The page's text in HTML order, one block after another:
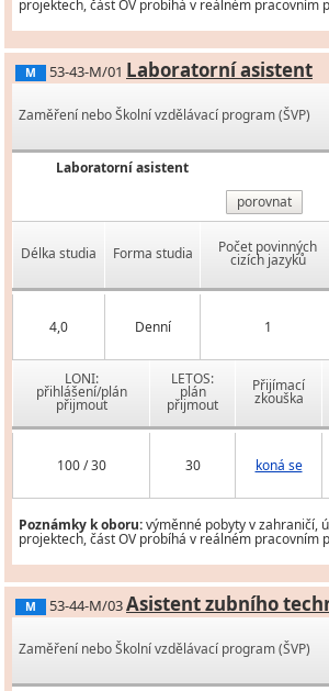
projektech, část OV probíhá v reálném pracovním
M 53-43-M/01 Laboratorní asistent
Zaměření nebo Školní vzdělávací program (ŠVP)
Laboratorní asistent
porovnat
Délka studia Forma studia Počet povinných
cizích jazyků
4,0 Denní 1
LONI:
přihlášení/plán
přijmout
LETOS:
plán
přijmout
Přijímací
zkouška
100 / 30 30 koná se
Poznámky k oboru:výměnné pobyty v zahraničí,
projektech, část OV probíhá v reálném pracovním
M 53-44-M/03Asistent zubního
Zaměření nebo Školní vzdělávací program (ŠVP)